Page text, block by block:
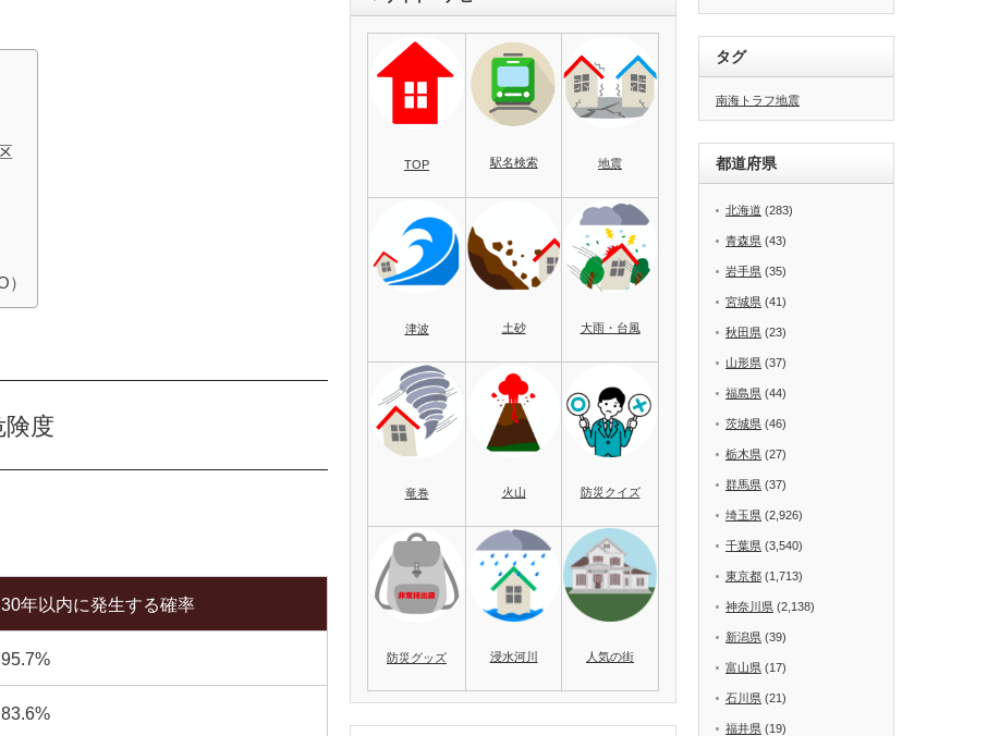
度
30年以内に発生する確率
95.7%
83.6%
TOP 駅名検索 地震
津波 土砂 大雨・台風
竜巻 火山 防災クイズ
防災グッズ 浸水河川 人気の街
タグ
南海トラフ地震
都道府県
北海道 (283)
青森県 (43)
岩手県 (35)
宮城県 (41)
秋田県 (23)
山形県 (37)
福島県 (44)
茨城県 (46)
栃木県 (27)
群馬県 (37)
埼玉県 (2,926)
千葉県 (3,540)
東京都 (1,713)
神奈川県 (2,138)
新潟県 (39)
富山県 (17)
石川県 (21)
福井県 (19)